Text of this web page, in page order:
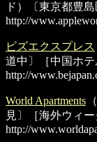
ド）〔東京都豊
http://
ビズエクスプレス
道中〕［中国ホテ
http://
World Apartments
見〕［海外ウィ
http://